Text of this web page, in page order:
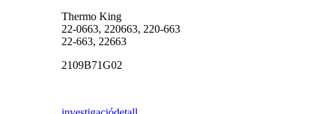
Thermo King
22-0663, 220663, 220-663
22-663, 22663
2109B71G02